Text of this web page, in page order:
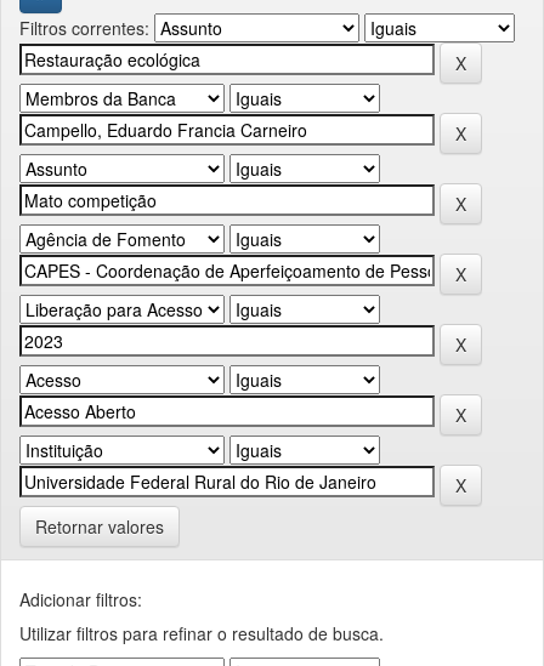
Filtros correntes:
Retornar valores
Adicionar filtros:
Utilizar filtros para refinar o resultado de busca.